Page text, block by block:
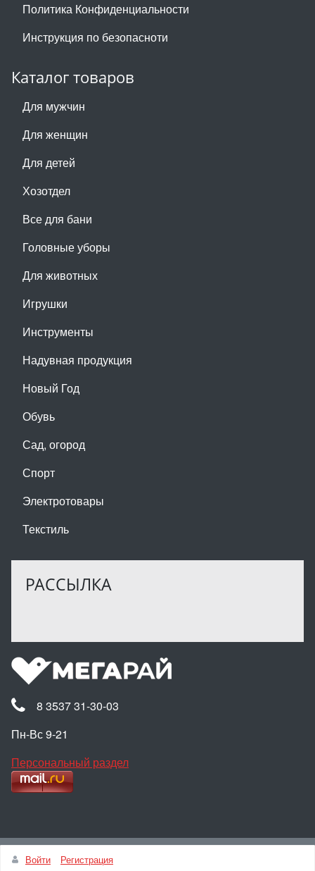
Политика Конфиденциальности
Инструкция по безопасноти
Каталог товаров
Для мужчин
Для женщин
Для детей
Хозотдел
Все для бани
Головные уборы
Для животных
Игрушки
Инструменты
Надувная продукция
Новый Год
Обувь
Сад, огород
Спорт
Электротовары
Текстиль
РАССЫЛКА
8 3537 31-30-03
Пн-Вс 9-21
Персональный раздел
Войти
Регистрация